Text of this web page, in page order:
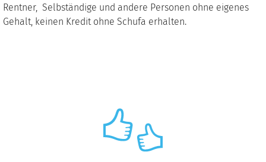
Rentner, Selbständige und andere Personen ohne eigenes
Gehalt, keinen Kredit ohne Schufa erhalten.